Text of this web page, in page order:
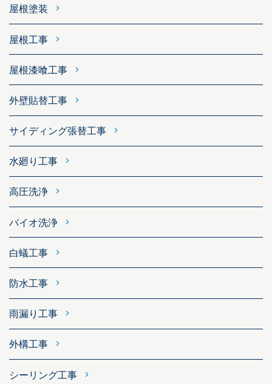
屋根塗装
屋根工事
屋根漆喰工事
外壁貼替工事
サイディング張替工事
水廻り工事
高圧洗浄
バイオ洗浄
白蟻工事
防水工事
雨漏り工事
外構工事
シーリング工事